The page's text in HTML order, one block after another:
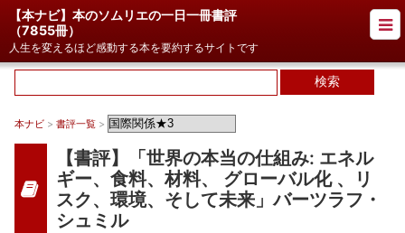
【本ナビ】本のソムリエの一日一冊書評
（7855冊）
人生を変えるほど感動する本を要約するサイトです
本ナビ > 書評一覧 >
【書評】「世界の本当の仕組み: エネル
ギー、食料、材料、 グローバル化 、リ
スク、環境、そして未来」バーツラフ・
シュミル